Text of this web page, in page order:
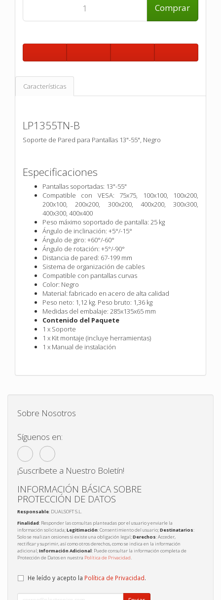
Comprar
Características
LP1355TN-B
Soporte de Pared para Pantallas 13"-55", Negro
Especificaciones
Pantallas soportadas: 13"-55"
Compatible con VESA: 75x75, 100x100, 100x200,
200x100, 200x200, 300x200, 400x200, 300x300,
400x300, 400x400
Peso máximo soportado de pantalla: 25 kg
Ángulo de inclinación: +5°/-15°
Ángulo de giro: +60°/-60°
Ángulo de rotación: +5°/-90°
Distancia de pared: 67-199 mm
Sistema de organización de cables
Compatible con pantallas curvas
Color: Negro
Material: fabricado en acero de alta calidad
Peso neto: 1,12 kg. Peso bruto: 1,36 kg
Medidas del embalaje: 285x135x65 mm
Contenido del Paquete
1 x Soporte
1 x Kit montaje (incluye herramientas)
1 x Manual de instalación
Sobre Nosotros
Síguenos en:
¡Suscríbete a Nuestro Boletín!
INFORMACIÓN BÁSICA SOBRE
PROTECCIÓN DE DATOS
Responsable: DUALSOFT S.L.
Finalidad: Responder las consultas planteadas por el usuario y enviarle la
información solicitada;Legitimación: Consentimiento del usuario;Destinatarios:
Solo se realizan cesiones si existe una obligación legal;Derechos: Acceder,
rectificar y suprimir, así como otros derechos, como se indica en la información
adicional;Información Adicional: Puede consultar la información completa de
Protección de Datos en nuestra Política de Privacidad.
He leído y acepto la Política de Privacidad.